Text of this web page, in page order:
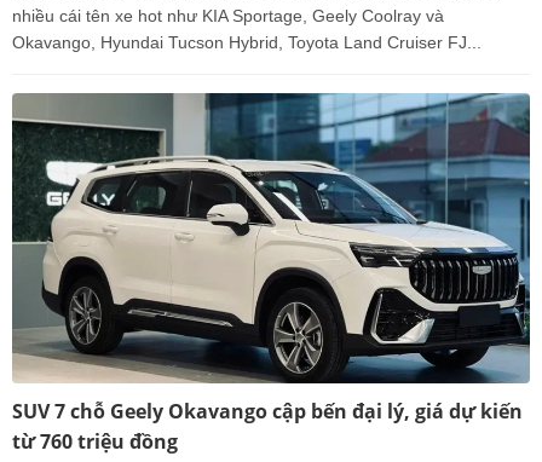
nhiều cái tên xe hot như KIA Sportage, Geely Coolray và
Okavango, Hyundai Tucson Hybrid, Toyota Land Cruiser FJ...
SUV 7 chỗ Geely Okavango cập bến đại lý, giá dự kiến
từ 760 triệu đồng